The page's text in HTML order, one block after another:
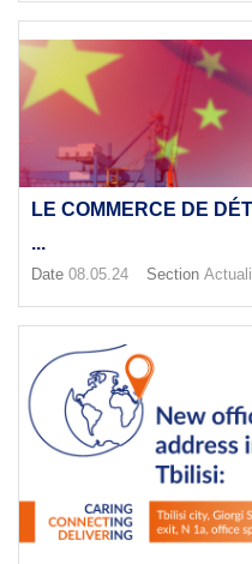
LE COMMERCE DE
...
Date 08.05.24 Section